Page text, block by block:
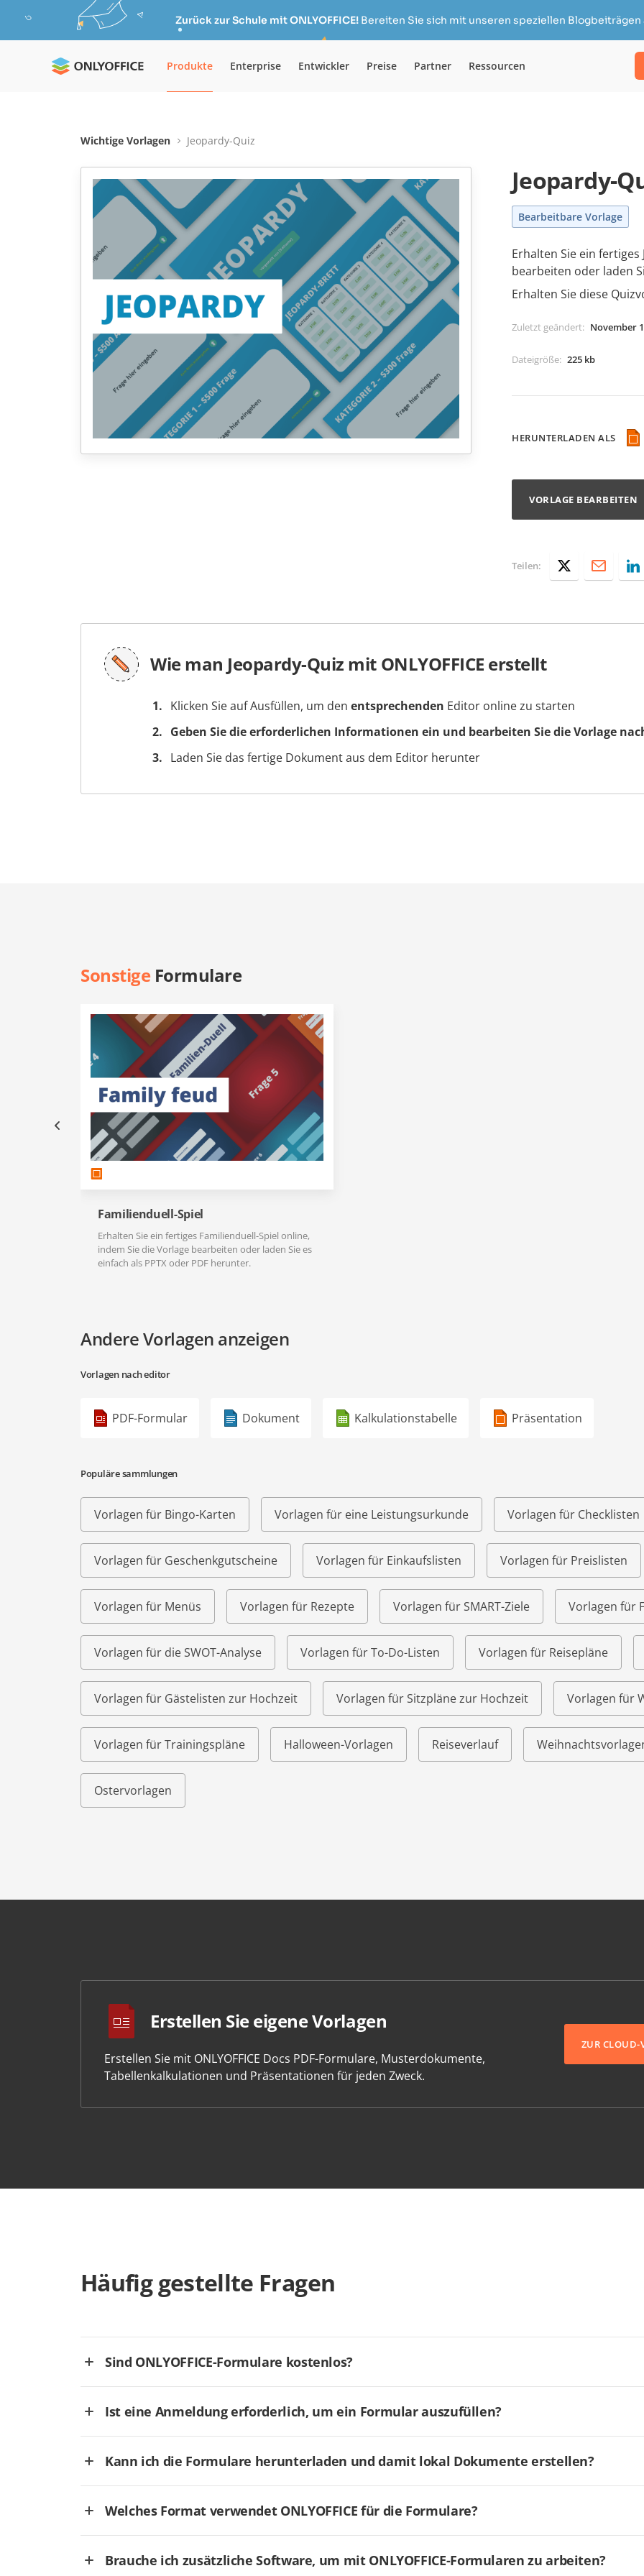
Zurück zur Schule mit ONLYOFFICE!Bereiten Sie sich mit unseren speziellen Blogbeiträgen
Produkte Enterprise Entwickler Preise Partner Ressourcen
Wichtige Vorlagen Jeopardy-Quiz
Jeopardy-
Bearbeitbare Vorlage
Erhalten Sie ein
bearbeiten oder laden
Erhalten Sie diese
Zuletzt geändert: November
Dateigröße: 225 kb
HERUNTERLADEN ALS
VORLAGE BEARBEITEN
Teilen:
Wie man Jeopardy-Quiz mit ONLYOFFICE erstellt
Klicken Sie auf Ausfüllen, um den entsprechenden Editor online zu starten
Geben Sie die erforderlichen Informationen ein und bearbeiten Sie die Vorlage
Laden Sie das fertige Dokument aus dem Editor herunter
SonstigeFormulare
Familienduell-Spiel
Erhalten Sie ein fertiges Familienduell-Spiel online,
indem Sie die Vorlage bearbeiten oder laden Sie es
einfach als PPTX oder PDF herunter.
Andere Vorlagen anzeigen
Vorlagen nach editor
PDF-Formular Dokument Kalkulationstabelle Präsentation
Populäre sammlungen
Vorlagen für Bingo-Karten Vorlagen für eine Leistungsurkunde Vorlagen für Checklisten
Vorlagen für Geschenkgutscheine Vorlagen für Einkaufslisten Vorlagen für Preislisten
Vorlagen für Menüs Vorlagen für Rezepte Vorlagen für SMART-Ziele Vorlagen für
Vorlagen für die SWOT-Analyse Vorlagen für To-Do-Listen Vorlagen für Reisepläne
Vorlagen für Gästelisten zur Hochzeit Vorlagen für Sitzpläne zur Hochzeit Vorlagen für
Vorlagen für Trainingspläne Halloween-Vorlagen Reiseverlauf
Ostervorlagen
Erstellen Sie eigene Vorlagen
Erstellen Sie mit ONLYOFFICE Docs PDF-Formulare, Musterdokumente,
Tabellenkalkulationen und Präsentationen für jeden Zweck.
ZUR CLOUD-
Häufig gestellte Fragen
Sind ONLYOFFICE-Formulare kostenlos?
Ist eine Anmeldung erforderlich, um ein Formular auszufüllen?
Kann ich die Formulare herunterladen und damit lokal Dokumente erstellen?
Welches Format verwendet ONLYOFFICE für die Formulare?
Brauche ich zusätzliche Software, um mit ONLYOFFICE-Formularen zu arbeiten?